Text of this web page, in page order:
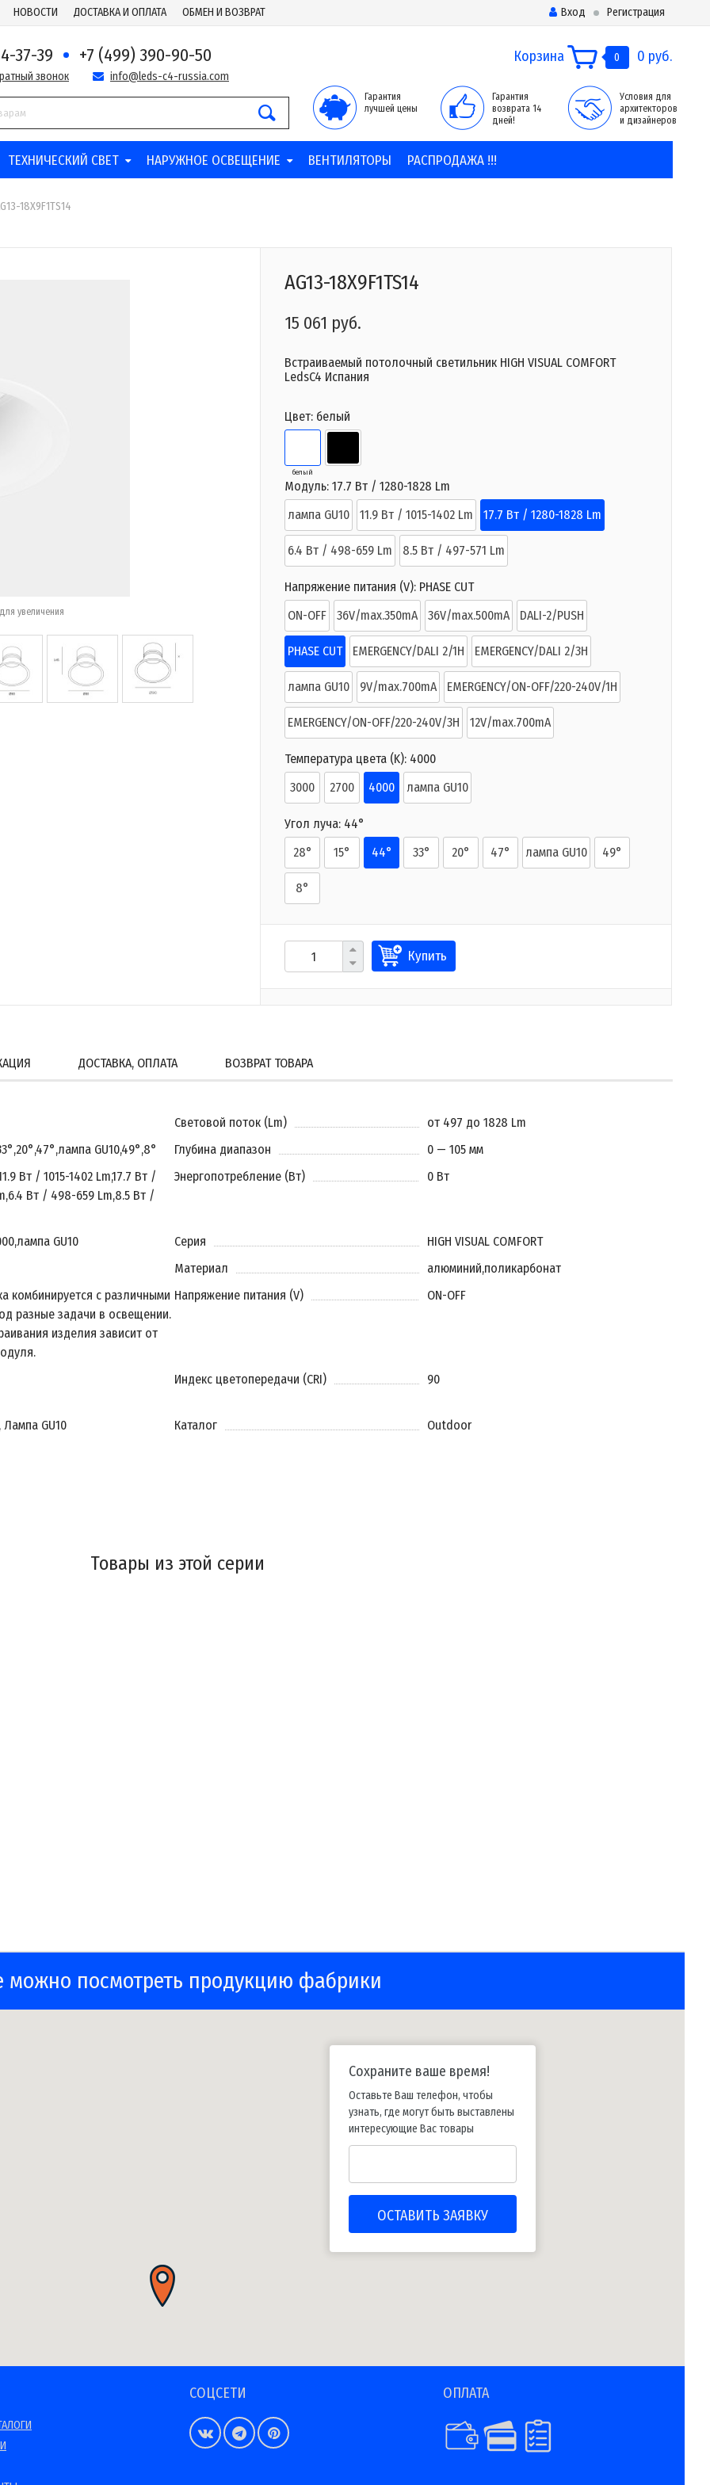
НОВОСТИ ДОСТАВКА И ОПЛАТА ОБМЕН И ВОЗВРАТ Вход Регистрация
37-39 +7 (499) 390-90-50
звонок info@leds-c4-russia.com
Корзина 0 0 руб.
Гарантия
лучшей цены
Гарантия
возврата 14
дней!
Условия для
архитекторов
и дизайнеров
ТЕХНИЧЕСКИЙ СВЕТ НАРУЖНОЕ ОСВЕЩЕНИЕ ВЕНТИЛЯТОРЫ РАСПРОДАЖА !!!
18X9F1TS14
увеличения
AG13-18X9F1TS14
15 061 руб.
Встраиваемый потолочный светильник HIGH VISUAL COMFORT
LedsC4 Испания
Цвет: белый
белый
Модуль: 17.7 Вт / 1280-1828 Lm
лампа GU10
11.9 Вт / 1015-1402 Lm 17.7 Вт / 1280-1828 Lm
6.4 Вт / 498-659 Lm 8.5 Вт / 497-571 Lm
Напряжение питания (V): PHASE CUT
ON-OFF
36V/max.350mA 36V/max.500mA DALI-2/PUSH
PHASE CUT EMERGENCY/DALI 2/1H EMERGENCY/DALI 2/3H
лампа GU10 9V/max.700mA EMERGENCY/ON-OFF/220-240V/1H
EMERGENCY/ON-OFF/220-240V/3H 12V/max.700mA
Температура цвета (K): 4000
3000
2700 4000 лампа GU10
Угол луча: 44°
28°
15° 44° 33° 20° 47° лампа GU10 49°
8°
Купить
ДОСТАВКА, ОПЛАТА ВОЗВРАТ ТОВАРА
Световой поток (Lm)
от 497 до 1828 Lm
,20°,47°,лампа GU10,49°,8° Глубина диапазон
0 — 105 мм
Вт / 1015-1402 Lm17.7 Вт /
,6.4 Вт / 498-659 Lm,8.5 Вт /
Энергопотребление (Вт) 0 Вт
,лампа GU10 Серия
HIGH VISUAL COMFORT
Материал алюминий,поликарбонат
комбинируется с различными
разные задачи в освещении.
изделия зависит от
Напряжение питания (V) ON-OFF
Индекс цветопередачи (CRI) 90
GU10 Каталог
Outdoor
Товары из этой серии
можно посмотреть продукцию фабрики
Сохраните ваше время!
Оставьте Ваш телефон, чтобы
узнать, где могут быть выставлены
интересующие Вас товары
СОЦСЕТИ ОПЛАТА